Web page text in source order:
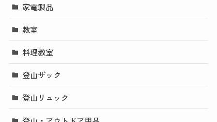
家電製品
教室
料理教室
登山ザック
登山リュック